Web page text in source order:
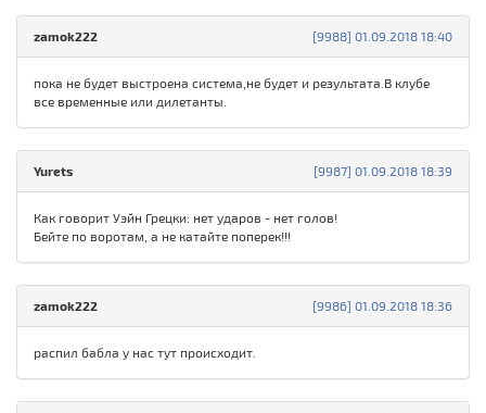
[9988] 01.09.2018 18:40
zamok222
пока не будет выстроена система,не будет и результата.В клубе
все временные или дилетанты.
[9987] 01.09.2018 18:39
Yurets
Как говорит Уэйн Грецки: нет ударов - нет голов!
Бейте по воротам, а не катайте поперек!!!
[9986] 01.09.2018 18:36
zamok222
распил бабла у нас тут происходит.